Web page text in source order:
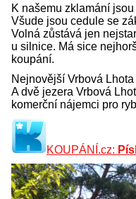
K našemu zklamání
Všude jsou cedule se
Volná zůstává jen
u silnice. Má sice
koupání.
Nejnovější Vrbová
A dvě jezera Vrbová
komerční nájemci pro
KOUPÁNÍ.cz: